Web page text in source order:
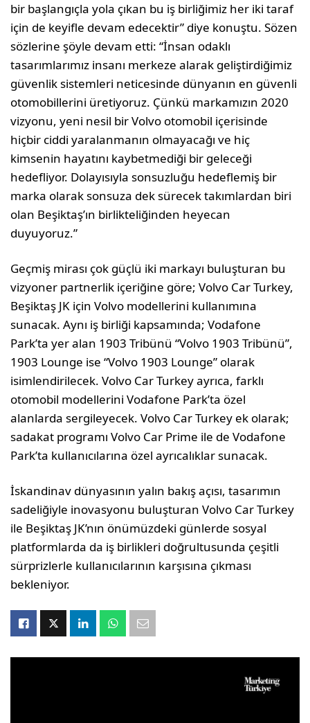
bir başlangıçla yola çıkan bu iş birliğimiz her iki taraf
için de keyifle devam edecektir” diye konuştu. Sözen
sözlerine şöyle devam etti: “İnsan odaklı
tasarımlarımız insanı merkeze alarak geliştirdiğimiz
güvenlik sistemleri neticesinde dünyanın en güvenli
otomobillerini üretiyoruz. Çünkü markamızın 2020
vizyonu, yeni nesil bir Volvo otomobil içerisinde
hiçbir ciddi yaralanmanın olmayacağı ve hiç
kimsenin hayatını kaybetmediği bir geleceği
hedefliyor. Dolayısıyla sonsuzluğu hedeflemiş bir
marka olarak sonsuza dek sürecek takımlardan biri
olan Beşiktaş’ın birlikteliğinden heyecan
duyuyoruz.”
Geçmiş mirası çok güçlü iki markayı buluşturan bu
vizyoner partnerlik içeriğine göre; Volvo Car Turkey,
Beşiktaş JK için Volvo modellerini kullanımına
sunacak. Aynı iş birliği kapsamında; Vodafone
Park’ta yer alan 1903 Tribünü “Volvo 1903 Tribünü”,
1903 Lounge ise “Volvo 1903 Lounge” olarak
isimlendirilecek. Volvo Car Turkey ayrıca, farklı
otomobil modellerini Vodafone Park’ta özel
alanlarda sergileyecek. Volvo Car Turkey ek olarak;
sadakat programı Volvo Car Prime ile de Vodafone
Park’ta kullanıcılarına özel ayrıcalıklar sunacak.
İskandinav dünyasının yalın bakış açısı, tasarımın
sadeliğiyle inovasyonu buluşturan Volvo Car Turkey
ile Beşiktaş JK’nın önümüzdeki günlerde sosyal
platformlarda da iş birlikleri doğrultusunda çeşitli
sürprizlerle kullanıcılarının karşısına çıkması
bekleniyor.